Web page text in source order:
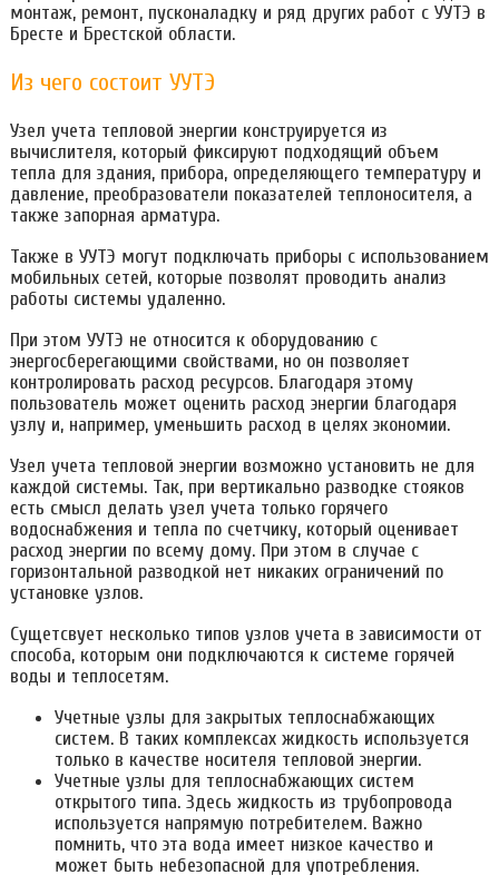
монтаж, ремонт, пусконаладку и ряд других работ с УУТЭ в
Бресте и Брестской области.
Из чего состоит УУТЭ
Узел учета тепловой энергии конструируется из
вычислителя, который фиксируют подходящий объем
тепла для здания, прибора, определяющего температуру и
давление, преобразователи показателей теплоносителя, а
также запорная арматура.
Также в УУТЭ могут подключать приборы с использованием
мобильных сетей, которые позволят проводить анализ
работы системы удаленно.
При этом УУТЭ не относится к оборудованию с
энергосберегающими свойствами, но он позволяет
контролировать расход ресурсов. Благодаря этому
пользователь может оценить расход энергии благодаря
узлу и, например, уменьшить расход в целях экономии.
Узел учета тепловой энергии возможно установить не для
каждой системы. Так, при вертикально разводке стояков
есть смысл делать узел учета только горячего
водоснабжения и тепла по счетчику, который оценивает
расход энергии по всему дому. При этом в случае с
горизонтальной разводкой нет никаких ограничений по
установке узлов.
Сущетсвует несколько типов узлов учета в зависимости от
способа, которым они подключаются к системе горячей
воды и теплосетям.
Учетные узлы для закрытых теплоснабжающих
систем. В таких комплексах жидкость используется
только в качестве носителя тепловой энергии.
Учетные узлы для теплоснабжающих систем
открытого типа. Здесь жидкость из трубопровода
используется напрямую потребителем. Важно
помнить, что эта вода имеет низкое качество и
может быть небезопасной для употребления.